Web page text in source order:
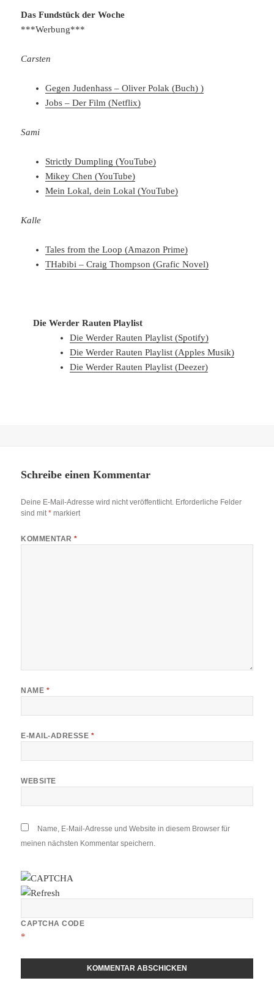
Das Fundstück der Woche
***Werbung***
Carsten
Gegen Judenhass – Oliver Polak (Buch) )
Jobs – Der Film (Netflix)
Sami
Strictly Dumpling (YouTube)
Mikey Chen (YouTube)
Mein Lokal, dein Lokal (YouTube)
Kalle
Tales from the Loop (Amazon Prime)
THabibi – Craig Thompson (Grafic Novel)
Die Werder Rauten Playlist
Die Werder Rauten Playlist (Spotify)
Die Werder Rauten Playlist (Apples Musik)
Die Werder Rauten Playlist (Deezer)
Schreibe einen Kommentar
Deine E-Mail-Adresse wird nicht veröffentlicht. Erforderliche Felder
sind mit* markiert
KOMMENTAR*
NAME *
E-MAIL-ADRESSE *
WEBSITE
Name, E-Mail-Adresse und Website in diesem Browser für
meinen nächsten Kommentar speichern.
CAPTCHA CODE
*